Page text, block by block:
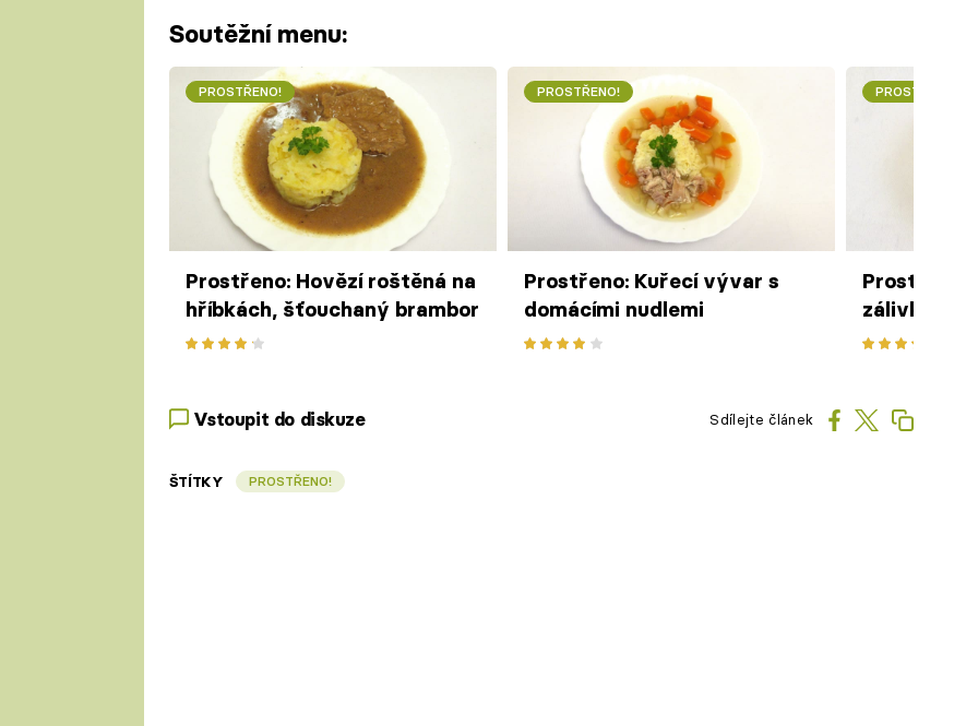
Soutěžní menu:
PROSTŘENO!
Prostřeno: Hovězí roštěná na
hříbkách, šťouchaný brambor
PROSTŘENO!
Prostřeno: Kuřecí vývar s
domácími nudlemi
PROSTŘENO!
Prostřeno:
zálivkou,
Vstoupit do diskuze Sdílejte článek
ŠTÍTKY PROSTŘENO!